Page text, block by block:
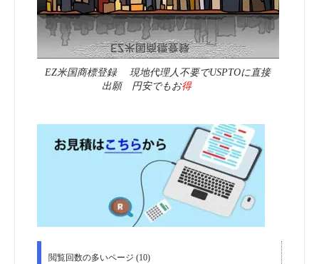
EZ米国商標登録 現地代理人不要でUSPTOに直接
出願 円安でもお得
閲覧回数の多いページ (10)